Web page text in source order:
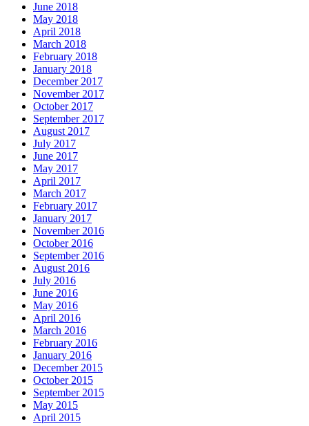
June 2018
May 2018
April 2018
March 2018
February 2018
January 2018
December 2017
November 2017
October 2017
September 2017
August 2017
July 2017
June 2017
May 2017
April 2017
March 2017
February 2017
January 2017
November 2016
October 2016
September 2016
August 2016
July 2016
June 2016
May 2016
April 2016
March 2016
February 2016
January 2016
December 2015
October 2015
September 2015
May 2015
April 2015